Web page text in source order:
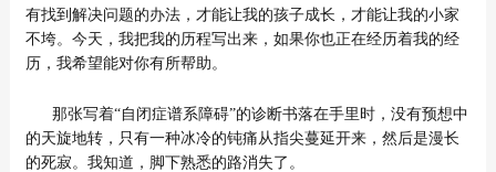
有找到解决问题的办法，才能让我的孩子成长，才能让我的小家
不垮。今天，我把我的历程写出来，如果你也正在经历着我的经
历，我希望能对你有所帮助。
那张写着“自闭症谱系障碍”的诊断书落在手里时，没有预想中
的天旋地转，只有一种冰冷的钝痛从指尖蔓延开来，然后是漫长
的死寂。我知道，脚下熟悉的路消失了。